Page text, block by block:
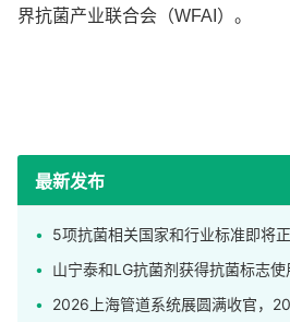
界抗菌产业联合会（WFAI）。
最新发布
5项抗菌相关国家和行业标准即将
山宁泰和LG抗菌剂获得抗菌标志使用授权，，
2026上海管道系统展圆满收官，